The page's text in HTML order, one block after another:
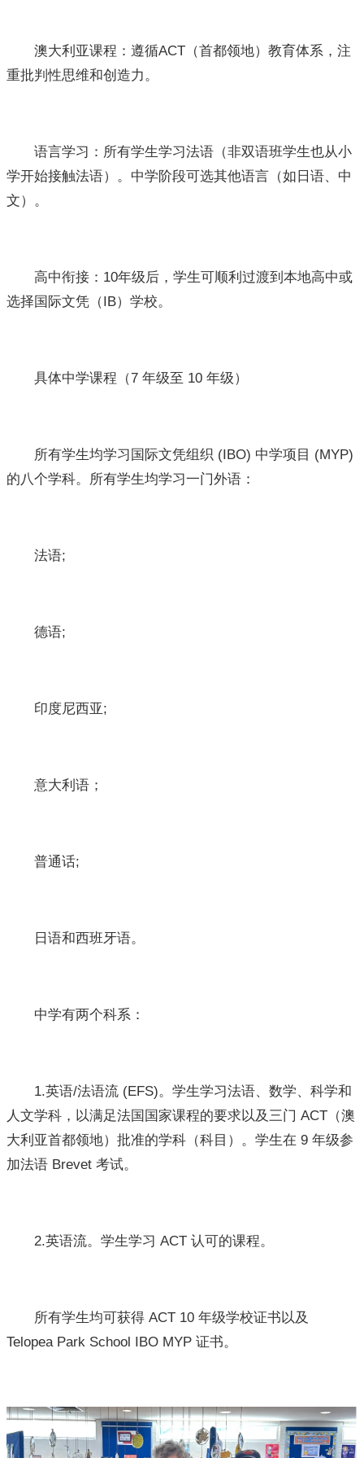
澳大利亚课程：遵循ACT（首都领地）教育体系，注
重批判性思维和创造力。
语言学习：所有学生学习法语（非双语班学生也从小
学开始接触法语）。中学阶段可选其他语言（如日语、中
文）。
高中衔接：10年级后，学生可顺利过渡到本地高中或
选择国际文凭（IB）学校。
具体中学课程（7 年级至 10 年级）
所有学生均学习国际文凭组织 (IBO) 中学项目 (MYP)
的八个学科。所有学生均学习一门外语：
法语;
德语;
印度尼西亚;
意大利语；
普通话;
日语和西班牙语。
中学有两个科系：
1.英语/法语流 (EFS)。学生学习法语、数学、科学和
人文学科，以满足法国国家课程的要求以及三门 ACT（澳
大利亚首都领地）批准的学科（科目）。学生在 9 年级参
加法语 Brevet 考试。
2.英语流。学生学习 ACT 认可的课程。
所有学生均可获得 ACT 10 年级学校证书以及
Telopea Park School IBO MYP 证书。